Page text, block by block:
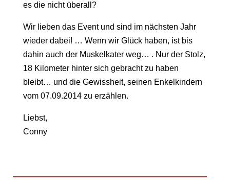
es die nicht überall?
Wir lieben das Event und sind im nächsten Jahr
wieder dabei! … Wenn wir Glück haben, ist bis
dahin auch der Muskelkater weg… . Nur der Stolz,
18 Kilometer hinter sich gebracht zu haben
bleibt… und die Gewissheit, seinen Enkelkindern
vom 07.09.2014 zu erzählen.
Liebst,
Conny